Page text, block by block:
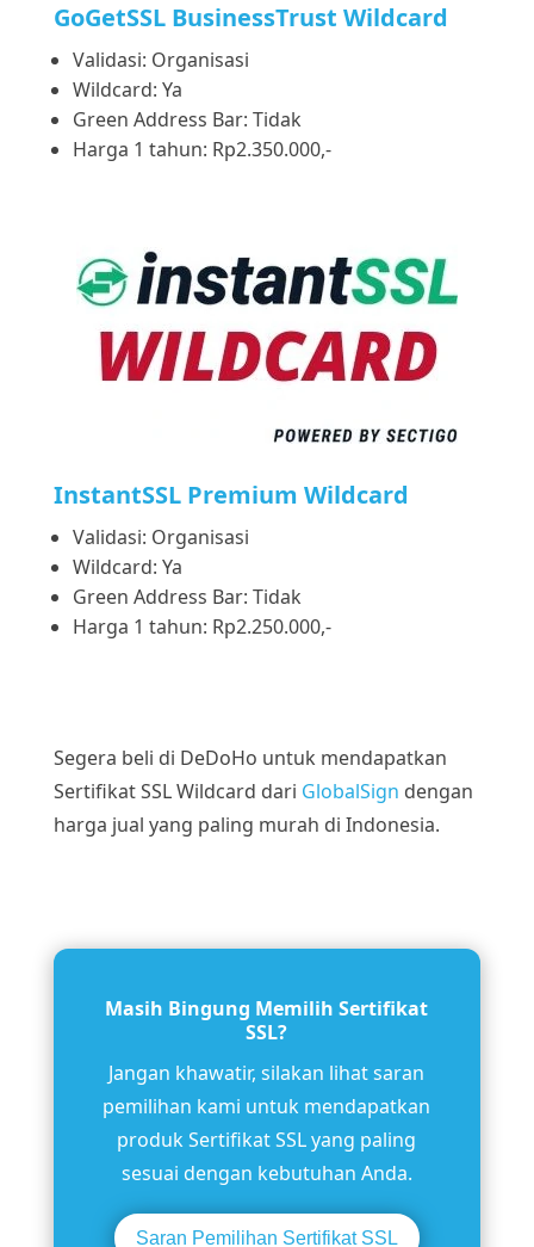
GoGetSSL BusinessTrust Wildcard
Validasi: Organisasi
Wildcard: Ya
Green Address Bar: Tidak
Harga 1 tahun: Rp2.350.000,-
InstantSSL Premium Wildcard
Validasi: Organisasi
Wildcard: Ya
Green Address Bar: Tidak
Harga 1 tahun: Rp2.250.000,-
Segera beli di DeDoHo untuk mendapatkan
Sertifikat SSL Wildcard dari GlobalSign dengan
harga jual yang paling murah di Indonesia.
Masih Bingung Memilih Sertifikat
SSL?
Jangan khawatir, silakan lihat saran
pemilihan kami untuk mendapatkan
produk Sertifikat SSL yang paling
sesuai dengan kebutuhan Anda.
Saran Pemilihan Sertifikat SSL